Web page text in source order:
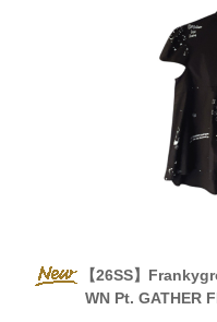
【26SS】
WN Pt. GATHER